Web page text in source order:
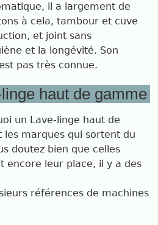
il a largement de
à cela, tambour et cuve
et joint sans
et la longévité. Son
pas très connue.
haut de gamme
un Lave-linge haut de
les marques qui sortent du
doutez bien que celles
encore leur place, il y a des
références de machines